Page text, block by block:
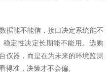
能不能信，接口决定系统能不
定性决定长期能不能用。选购
仪器，而是在为未来的环境监测
得准，决策才不会偏。